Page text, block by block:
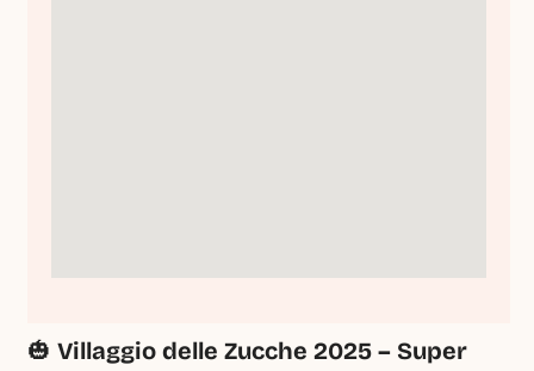
🎃 Villaggio delle Zucche 2025 – Super